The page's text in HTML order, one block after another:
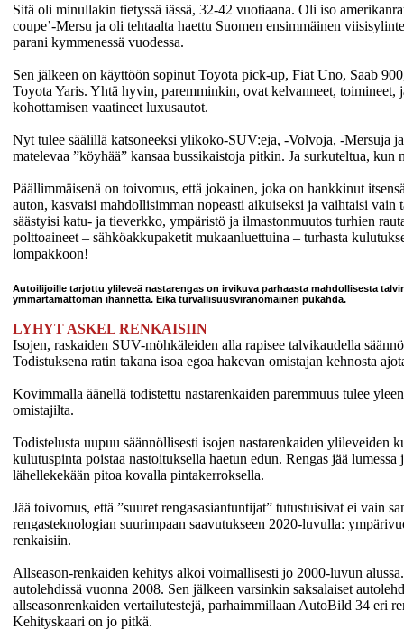
Sitä oli minullakin tietyssä iässä, 32-42 vuotiaana. Oli iso
coupe’-Mersu ja oli tehtaalta haettu Suomen ensimmäinen
parani kymmenessä vuodessa.
Sen jälkeen on käyttöön sopinut Toyota pick-up, Fiat Uno, Saab
Toyota Yaris. Yhtä hyvin, paremminkin, ovat kelvanneet, toimineet,
kohottamisen vaatineet luxusautot.
Nyt tulee säälillä katsoneeksi ylikoko-SUV:eja, -Volvoja, -Mersuja
matelevaa ”köyhää” kansaa bussikaistoja pitkin. Ja surkuteltua,
Päällimmäisenä on toivomus, että jokainen, joka on hankkinut
auton, kasvaisi mahdollisimman nopeasti aikuiseksi ja vaihtaisi
säästyisi katu- ja tieverkko, ympäristö ja ilmastonmuutos turhien
polttoaineet – sähköakkupaketit mukaanluettuina – turhasta
lompakkoon!
Autoilijoille tarjottu ylileveä nastarengas on irvikuva parhaasta mahdollisesta
ymmärtämättömän ihannetta. Eikä turvallisuusviranomainen pukahda.
LYHYT ASKEL RENKAISIIN
Isojen, raskaiden SUV-möhkäleiden alla rapisee talvikaudella
Todistuksena ratin takana isoa egoa hakevan omistajan kehnosta
Kovimmalla äänellä todistettu nastarenkaiden paremmuus tulee
omistajilta.
Todistelusta uupuu säännöllisesti isojen nastarenkaiden ylileveiden
kulutuspinta poistaa nastoituksella haetun edun. Rengas jää
lähellekekään pitoa kovalla pintakerroksella.
Jää toivomus, että ”suuret rengasasiantuntijat” tutustuisivat ei vain
rengasteknologian suurimpaan saavutukseen 2020-luvulla:
renkaisiin.
Allseason-renkaiden kehitys alkoi voimallisesti jo 2000-luvun
autolehdissä vuonna 2008. Sen jälkeen varsinkin saksalaiset
allseasonrenkaiden vertailutestejä, parhaimmillaan AutoBild 34 eri
Kehityskaari on jo pitkä.